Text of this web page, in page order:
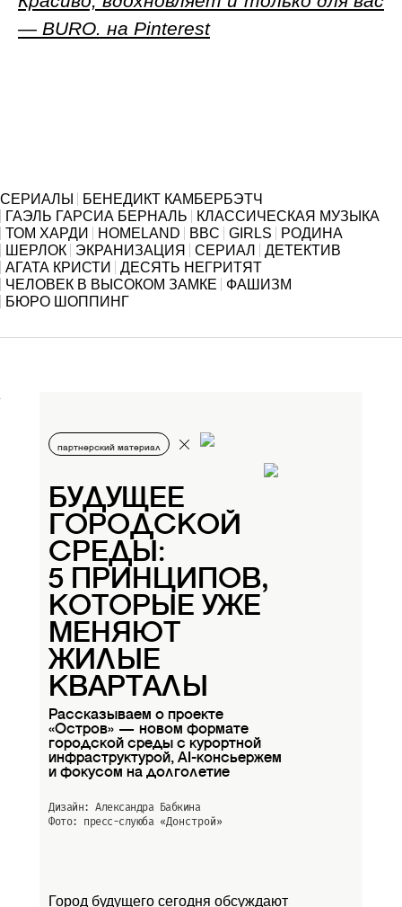
— BURO. на Pinterest
СЕРИАЛЫ
БЕНЕДИКТ КАМБЕРБЭТЧ
ГАЭЛЬ ГАРСИА БЕРНАЛЬ
КЛАССИЧЕСКАЯ МУЗЫКА
ТОМ ХАРДИ
HOMELAND BBC GIRLS
РОДИНА
ШЕРЛОК
ЭКРАНИЗАЦИЯ СЕРИАЛ
ДЕТЕКТИВ
АГАТА КРИСТИ
ДЕСЯТЬ НЕГРИТЯТ
ЧЕЛОВЕК В ВЫСОКОМ ЗАМКЕ
ФАШИЗМ
БЮРО ШОППИНГ
партнерский материал
БУДУЩЕЕ
ГОРОДСКОЙ
СРЕДЫ:
5 ПРИНЦИПОВ,
КОТОРЫЕ УЖЕ
МЕНЯЮТ
ЖИЛЫЕ
КВАРТАЛЫ
Рассказываем о проекте
«Остров» — новом формате
городской среды с курортной
инфраструктурой, AI-консьержем
и фокусом на долголетие
Дизайн: Александра Бабкина
Фото: пресс-слуюба «Донстрой»
Город будущего сегодня обсуждают